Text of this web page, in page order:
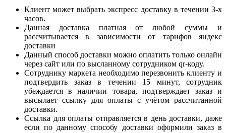
Клиент может выбрать экспресс доставку в течении 3-х
часов.
Данная доставка платная от любой суммы и
рассчитывается в зависимости от тарифов яндекс
доставки
Данный способ доставки можно оплатить только онлайн
через сайт или по высланному сотрудником qr-коду.
Сотруднику маркета необходимо перезвонить клиенту и
подтвердить заказ в течении 15 минут, сотрудник
убеждается в наличии товара, подтверждает заказ и
высылает ссылку для оплаты с учётом рассчитанной
доставки.
Ссылка для оплаты отправляется в день доставки, даже
если по данному способу доставки оформили заказ в